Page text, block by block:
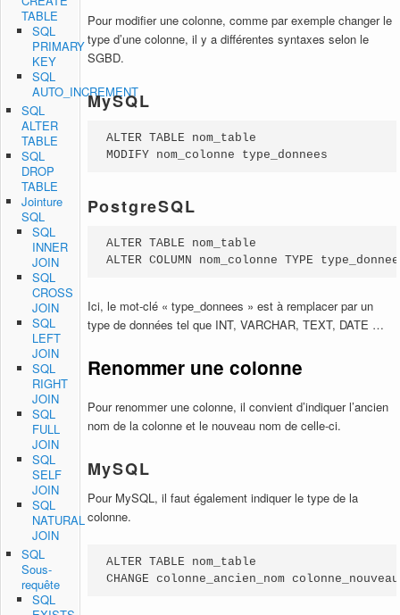
Pour modifier une colonne, comme par exemple changer le
type d’une colonne, il y a différentes syntaxes selon le
SGBD.
MySQL
ALTER TABLE nom_table
MODIFY nom_colonne type_donnees
PostgreSQL
ALTER TABLE nom_table
ALTER COLUMN nom_colonne TYPE
Ici, le mot-clé « type_donnees » est à remplacer par un
type de données tel que INT, VARCHAR, TEXT, DATE …
Renommer une colonne
Pour renommer une colonne, il convient d’indiquer l’ancien
nom de la colonne et le nouveau nom de celle-ci.
MySQL
Pour MySQL, il faut également indiquer le type de la
colonne.
ALTER TABLE nom_table
CHANGE colonne_ancien_nom
TABLE
SQL
PRIMARY
KEY
SQL
AUTO_INCREMENT
SQL
ALTER
TABLE
SQL
DROP
TABLE
Jointure
SQL
SQL
INNER
JOIN
SQL
CROSS
JOIN
SQL
LEFT
JOIN
SQL
RIGHT
JOIN
SQL
FULL
JOIN
SQL
SELF
JOIN
SQL
NATURAL
JOIN
SQL
Sous-
requête
SQL